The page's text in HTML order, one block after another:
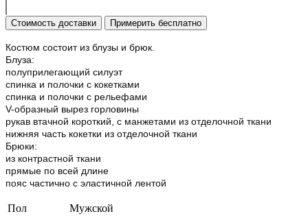
Стоимость доставки Примерить бесплатно
Костюм состоит из блузы и брюк.
Блуза:
полуприлегающий силуэт
спинка и полочки с кокетками
спинка и полочки с рельефами
V-образный вырез горловины
рукав втачной короткий, с манжетами из отделочной ткани
нижняя часть кокетки из отделочной ткани
Брюки:
из контрастной ткани
прямые по всей длине
пояс частично с эластичной лентой
Пол
Мужской